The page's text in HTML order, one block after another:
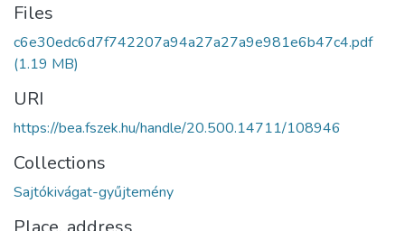
Files
c6e30edc6d7f742207a94a27a27a9e981e6b47c4.pdf
(1.19 MB)
URI
https://bea.fszek.hu/handle/20.500.14711/108946
Collections
Sajtókivágat-gyűjtemény